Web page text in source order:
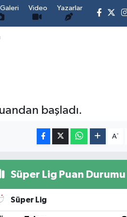
Video Yazarlar
başladı.
A-
Süper Lig Puan Durumu
Süper Lig